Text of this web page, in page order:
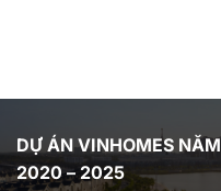
DỰ ÁN VINHOMES NĂM
2020 – 2025